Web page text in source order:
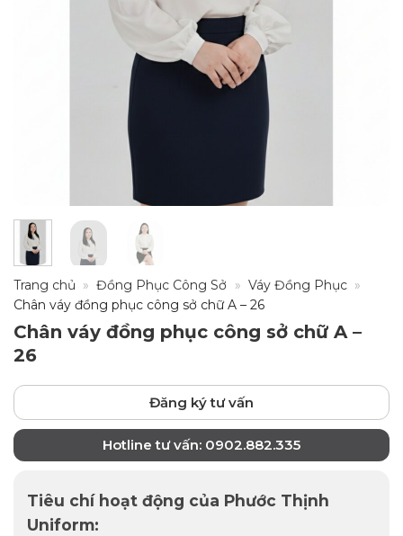
Trang chủ » Đồng Phục Công Sở » Váy Đồng Phục »
Chân váy đồng phục công sở chữ A – 26
Chân váy đồng phục công sở chữ A –
26
Đăng ký tư vấn
Hotline tư vấn: 0902.882.335
Tiêu chí hoạt động của Phước Thịnh
Uniform: